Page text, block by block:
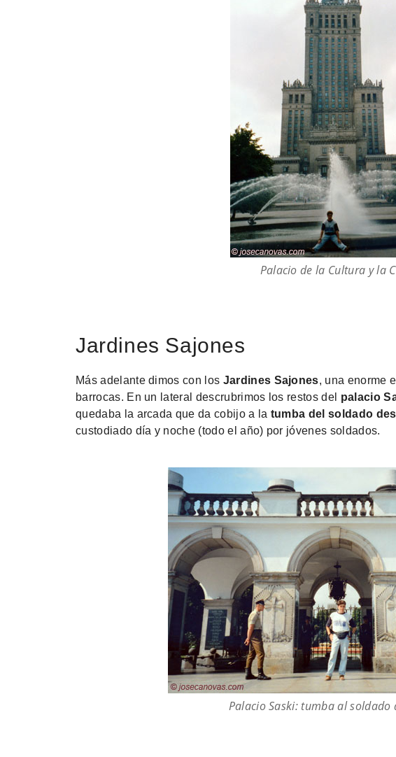
Palacio de la Cultura y la
Jardines Sajones
Más adelante dimos con los Jardines Sajones, una enorme
barrocas. En un lateral descrubrimos los restos del palacio
quedaba la arcada que da cobijo a la tumba del soldado
custodiado día y noche (todo el año) por jóvenes soldados.
Palacio Saski: tumba al soldado